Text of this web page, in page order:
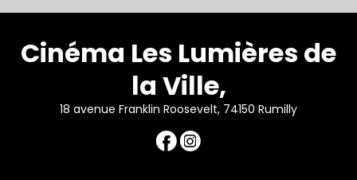
Cinéma Les Lumières de
la Ville,
18 avenue Franklin Roosevelt, 74150 Rumilly